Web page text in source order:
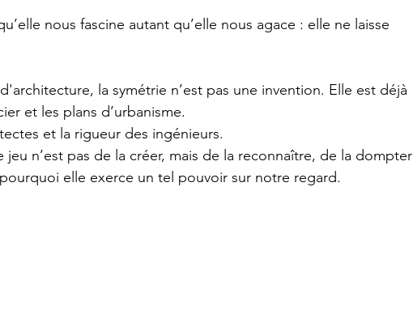
nous fascine autant qu’elle nous agace : elle ne laisse
la symétrie n’est pas une invention. Elle est déjà
et les plans d’urbanisme.
et la rigueur des ingénieurs.
n’est pas de la créer, mais de la reconnaître, de la dompter
elle exerce un tel pouvoir sur notre regard.